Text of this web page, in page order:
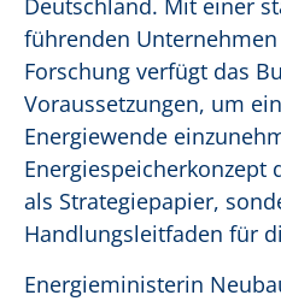
Deutschland. Mit einer
führenden
Forschung verfügt das
Voraussetzungen, um
Energiewende
als Strategiepapier,
Handlungsleitfaden für
Energieministerin